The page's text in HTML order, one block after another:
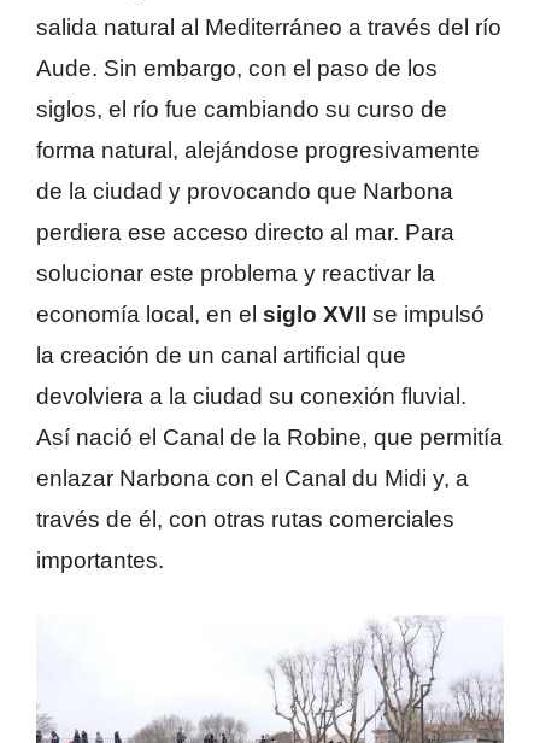
salida natural al Mediterráneo a través del río
Aude. Sin embargo, con el paso de los
siglos, el río fue cambiando su curso de
forma natural, alejándose progresivamente
de la ciudad y provocando que Narbona
perdiera ese acceso directo al mar. Para
solucionar este problema y reactivar la
economía local, en el siglo XVII se impulsó
la creación de un canal artificial que
devolviera a la ciudad su conexión fluvial.
Así nació el Canal de la Robine, que permitía
enlazar Narbona con el Canal du Midi y, a
través de él, con otras rutas comerciales
importantes.